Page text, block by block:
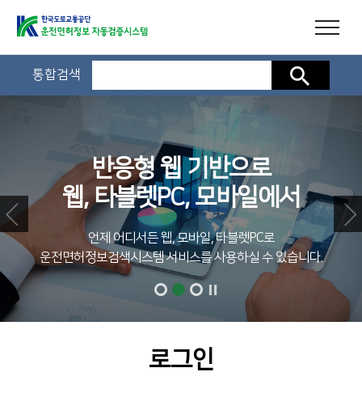
통합검색 검색
반응형 웹 기반으로
웹, 타블렛PC, 모바일에서
언제 어디서든 웹, 모바일, 타블렛PC로
운전면허정보검색시스템 서비스를 사용하실 수 있습니다.
로그인